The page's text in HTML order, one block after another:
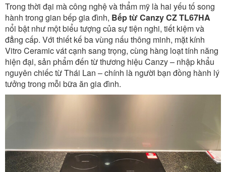
Trong thời đại mà công nghệ và thẩm mỹ là hai yếu tố song
hành trong gian bếp gia đình, Bếp từ Canzy CZ TL67HA
nổi bật như một biểu tượng của sự tiện nghi, tiết kiệm và
đẳng cấp. Với thiết kế ba vùng nấu thông minh, mặt kính
Vitro Ceramic vát cạnh sang trọng, cùng hàng loạt tính năng
hiện đại, sản phẩm đến từ thương hiệu Canzy – nhập khẩu
nguyên chiếc từ Thái Lan – chính là người bạn đồng hành lý
tưởng trong mỗi bữa ăn gia đình.